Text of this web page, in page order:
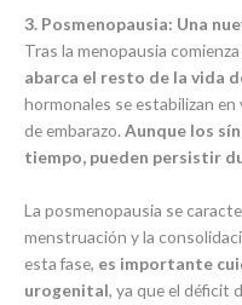
3. Posmenopausia: Una
Tras la menopausia
abarca el resto de la vida
hormonales se estabilizan en
de embarazo. Aunque los
tiempo, pueden persistir
La posmenopausia se
menstruación y la
esta fase, es importante
urogenital, ya que el déficit